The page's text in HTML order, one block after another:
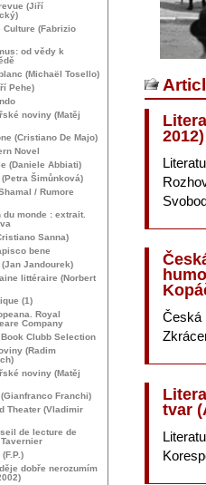
2012)
Česká
tvar
(Jiří
Culture (Fabrizio
od vědy k
(Michaël Tosello)
Pehe)
noviny (Matěj
(Cristiano De Majo)
Novel
(Daniele Abbiati)
Šimůnková)
/ Rumore
du monde : extrait.
Sanna)
bene
Jandourek)
littéraire (Norbert
(1)
Royal
Company
Book Clubb Selection
(Radim
noviny (Matěj
Franchi)
Theater (Vladimir
de lecture de
dobře nerozumím